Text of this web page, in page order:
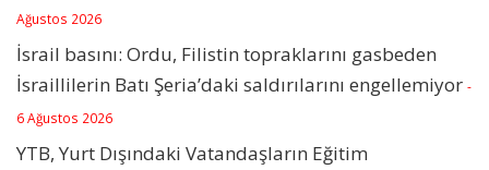
Ağustos 2026
İsrail basını: Ordu, Filistin topraklarını gasbeden
İsraillilerin Batı Şeria’daki saldırılarını engellemiyor -
6 Ağustos 2026
YTB, Yurt Dışındaki Vatandaşların Eğitim